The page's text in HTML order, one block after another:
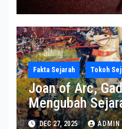
Fakta Sejarah Tokoh
Joan of Arc,
Mengubah
Tahun
DEC 27, 2025 ADMIN